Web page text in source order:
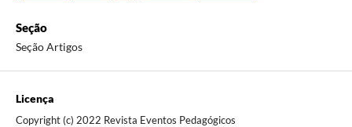
Seção
Seção Artigos
Licença
Copyright (c) 2022 Revista Eventos Pedagógicos